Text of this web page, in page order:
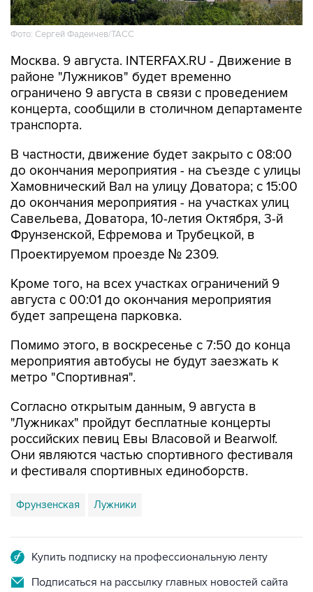
Фото: Сергей Фадеичев/ТАСС
Москва. 9 августа. INTERFAX.RU - Движение в
районе "Лужников" будет временно
ограничено 9 августа в связи с проведением
концерта, сообщили в столичном департаменте
транспорта.
В частности, движение будет закрыто с 08:00
до окончания мероприятия - на съезде с улицы
Хамовнический Вал на улицу Доватора; с 15:00
до окончания мероприятия - на участках улиц
Савельева, Доватора, 10-летия Октября, 3-й
Фрунзенской, Ефремова и Трубецкой, в
Проектируемом проезде № 2309.
Кроме того, на всех участках ограничений 9
августа с 00:01 до окончания мероприятия
будет запрещена парковка.
Помимо этого, в воскресенье с 7:50 до конца
мероприятия автобусы не будут заезжать к
метро "Спортивная".
Согласно открытым данным, 9 августа в
"Лужниках" пройдут бесплатные концерты
российских певиц Евы Власовой и Bearwolf.
Они являются частью спортивного фестиваля
и фестиваля спортивных единоборств.
Фрунзенская Лужники
Купить подписку на профессиональную ленту
Подписаться на рассылку главных новостей сайта